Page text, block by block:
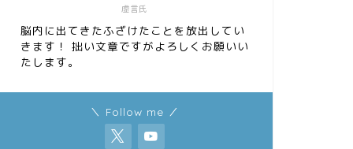
虚言氏
脳内に出てきたふざけたことを放出してい
きます！ 拙い文章ですがよろしくお願いい
たします。
＼ Follow me ／